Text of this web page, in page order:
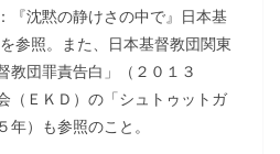
『沈黙の静けさの中で』日本基
参照。また、日本基督教団関東
教団罪責告白」（２０１３
（ＥＫＤ）の「シュトゥットガ
）も参照のこと。